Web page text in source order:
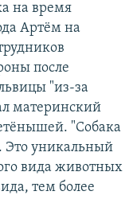
на время
Артём на
после
"из-за
материнский
"Собака
Это уникальный
вида животных
тем более